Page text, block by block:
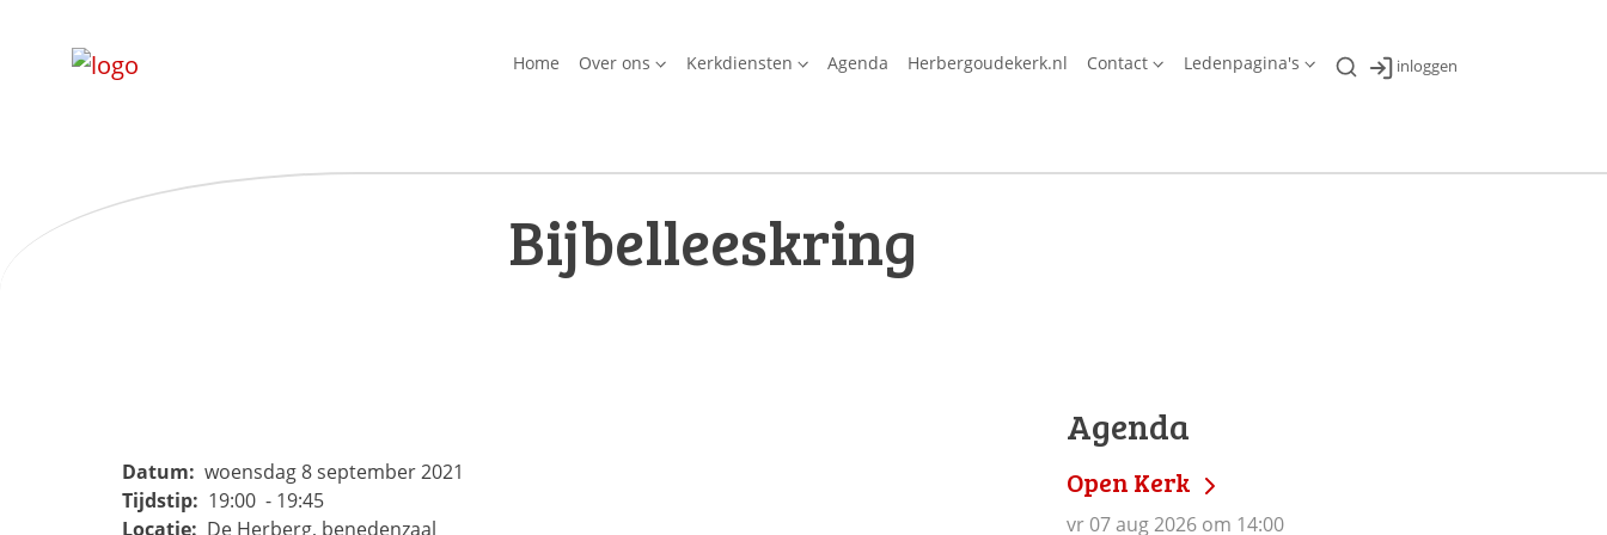
Home Over ons Kerkdiensten Agenda Herbergoudekerk.nl Contact Ledenpagina's inloggen
Bijbelleeskring
Datum: woensdag 8 september 2021
Tijdstip: 19:00 - 19:45
Locatie: De Herberg, benedenzaal
Agenda
Open Kerk
vr 07 aug 2026 om 14:00